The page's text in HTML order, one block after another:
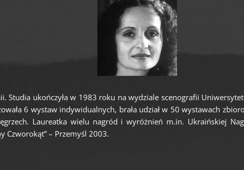
Studia ukończyła w 1983 roku na wydziale scenografii
6 wystaw indywidualnych, brała udział w 50 wystawach
Laureatka wielu nagród i wyróżnień m.in. Ukraińskiej
Czworokąt” – Przemyśl 2003.